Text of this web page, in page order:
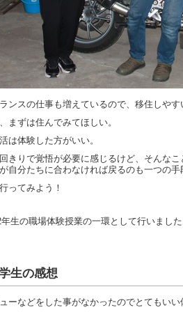
ンスの仕事も増えているので、移住しやす
まずは住んでみてほしい。
は体験した方がいい。
きりで覚悟が必要に感じるけど、そんな
自分たちに合わなければ戻るのも一つの手
ってみよう！
生の職場体験授業の一環として行いました
生の感想
ーなどをした事がなかったのでとてもいい